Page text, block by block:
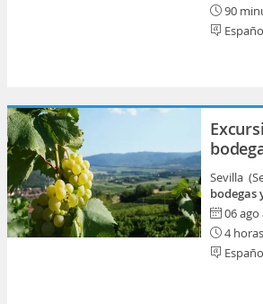
90
Sevilla
bodegas
06 ago
4 horas